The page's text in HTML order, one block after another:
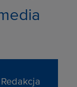
Redakcja